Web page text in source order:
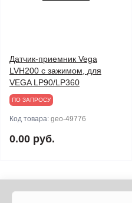
Датчик-приемник Vega
LVH200 с зажимом, для
VEGA LP90/LP360
ПО ЗАПРОСУ
Код товара: geo-49776
0.00 руб.